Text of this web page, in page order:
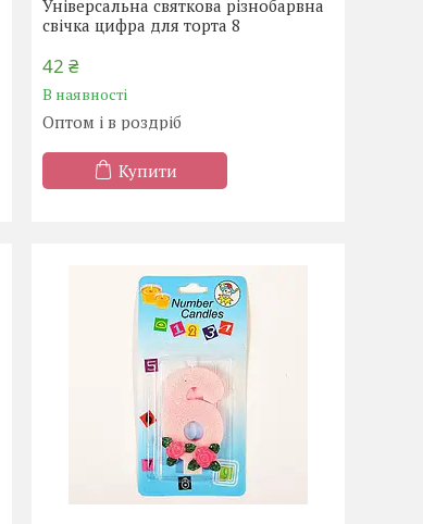
Універсальна святкова різнобарвна
свічка цифра для торта 8
42 ₴
В наявності
Оптом і в роздріб
Купити